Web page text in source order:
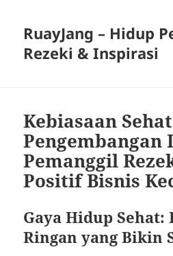
RuayJang – Hidup
Rezeki & Inspirasi
Kebiasaan Sehat
Pengembangan
Pemanggil
Positif Bisnis
Gaya Hidup
Ringan yang Bikin